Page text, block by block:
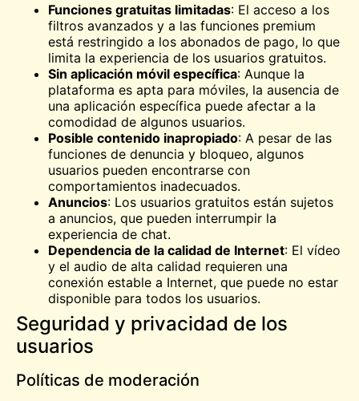
Funciones gratuitas limitadas: El acceso a los
filtros avanzados y a las funciones premium
está restringido a los abonados de pago, lo que
limita la experiencia de los usuarios gratuitos.
Sin aplicación móvil específica: Aunque la
plataforma es apta para móviles, la ausencia de
una aplicación específica puede afectar a la
comodidad de algunos usuarios.
Posible contenido inapropiado: A pesar de las
funciones de denuncia y bloqueo, algunos
usuarios pueden encontrarse con
comportamientos inadecuados.
Anuncios: Los usuarios gratuitos están sujetos
a anuncios, que pueden interrumpir la
experiencia de chat.
Dependencia de la calidad de Internet: El vídeo
y el audio de alta calidad requieren una
conexión estable a Internet, que puede no estar
disponible para todos los usuarios.
Seguridad y privacidad de los
usuarios
Políticas de moderación